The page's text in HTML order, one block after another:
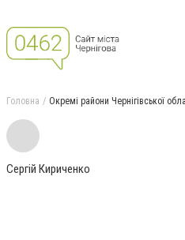
Головна Окремі райони Чернігівської
Сергій Кириченко